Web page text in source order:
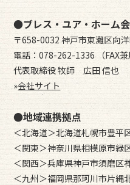
●ブレス・ユア・ホーム
〒658-0032 神戸市東灘区向
電話：078-262-1336 （FAX兼
代表取締役 牧師 広田 信也
»会社サイト
●地域連携拠点
＜北海道＞北海道札幌市豊平
＜関東＞神奈川県相模原市緑
＜関西＞兵庫県神戸市須磨区
＜九州＞福岡県那珂川市片縄